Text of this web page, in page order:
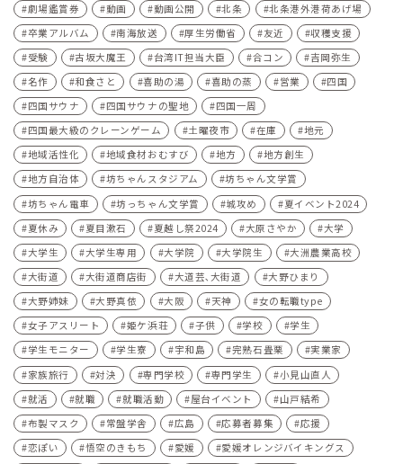
劇場鑑賞券
動画 動画公開 北条
北条港外港荷あげ場
卒業アルバム
南海放送 厚生労働省 友近
収穫支援
受験
古坂大魔王 台湾IT担当大臣 合コン
吉岡弥生
名作
和食さと 喜助の湯 喜助の蒸 営業
四国
四国サウナ
四国サウナの聖地
四国一周
四国最大級のクレーンゲーム
土曜夜市 在庫
地元
地域活性化
地域食材おむすび 地方
地方創生
地方自治体
坊ちゃんスタジアム
坊ちゃん文学賞
坊ちゃん電車
坊っちゃん文学賞 城攻め
夏イベント2024
夏休み
夏目漱石 夏越し祭2024 大原さやか
大学
大学生
大学生専用 大学院 大学院生
大洲農業高校
大街道
大街道商店街 大道芸､大街道
大野ひまり
大野姉妹
大野真依 大阪 天神
女の転職type
女子アスリート
姫ケ浜荘 子供 学校
学生
学生モニター
学生寮 宇和島 完熟石畳栗
実業家
家族旅行
対決 専門学校 専門学生
小見山直人
就活
就職 就職活動 屋台イベント
山戸結希
布製マスク
常盤学舎 広島 応募者募集
応援
恋ぽい
悟空のきもち 愛媛
愛媛オレンジバイキングス